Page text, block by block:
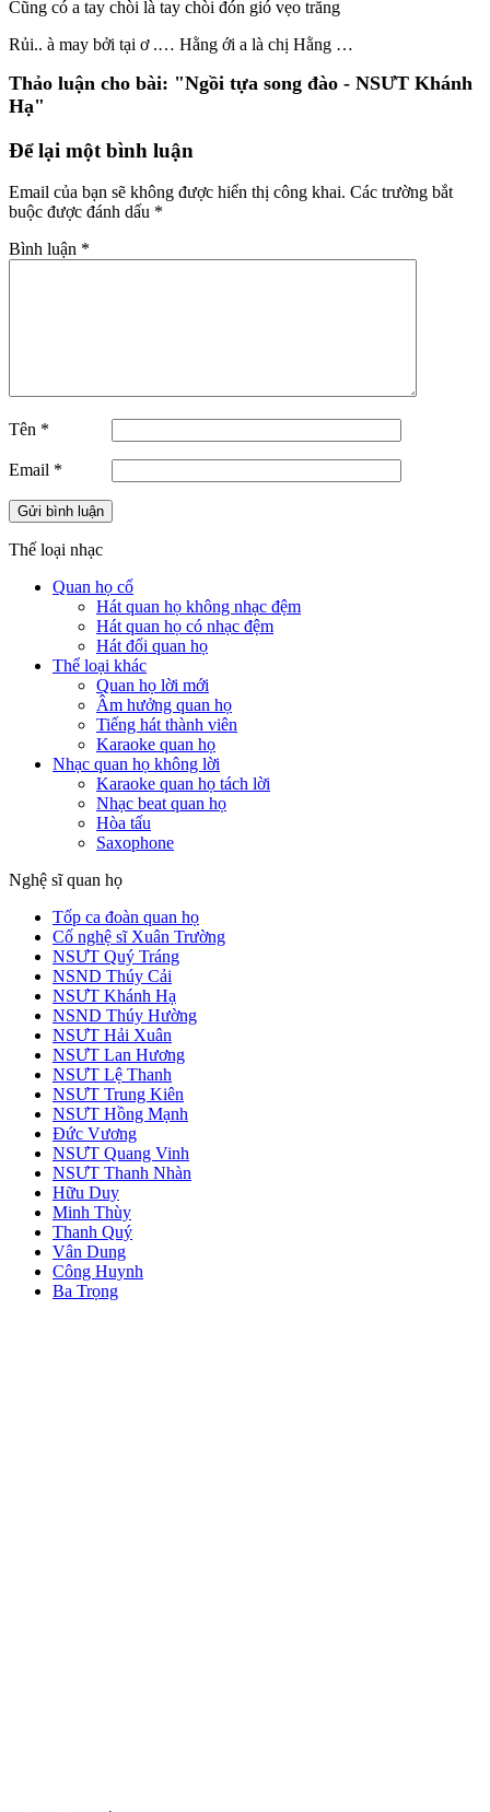
Cũng có a tay chòi là tay chòi đón gió vẹo trăng
Rủi.. à may bởi tại ơ .… Hằng ới a là chị Hằng …
Thảo luận cho bài: "Ngồi tựa song đào - NSƯT Khánh
Hạ"
Để lại một bình luận
Email của bạn sẽ không được hiển thị công khai. Các trường bắt
buộc được đánh dấu *
Bình luận *
Tên *
Email *
Thế loại nhạc
Quan họ cổ
Hát quan họ không nhạc đệm
Hát quan họ có nhạc đệm
Hát đối quan họ
Thể loại khác
Quan họ lời mới
Âm hưởng quan họ
Tiếng hát thành viên
Karaoke quan họ
Nhạc quan họ không lời
Karaoke quan họ tách lời
Nhạc beat quan họ
Hòa tấu
Saxophone
Nghệ sĩ quan họ
Tốp ca đoàn quan họ
Cố nghệ sĩ Xuân Trường
NSƯT Quý Tráng
NSND Thúy Cải
NSƯT Khánh Hạ
NSND Thúy Hường
NSƯT Hải Xuân
NSƯT Lan Hương
NSƯT Lệ Thanh
NSƯT Trung Kiên
NSƯT Hồng Mạnh
Đức Vương
NSƯT Quang Vinh
NSƯT Thanh Nhàn
Hữu Duy
Minh Thùy
Thanh Quý
Vân Dung
Công Huynh
Ba Trọng